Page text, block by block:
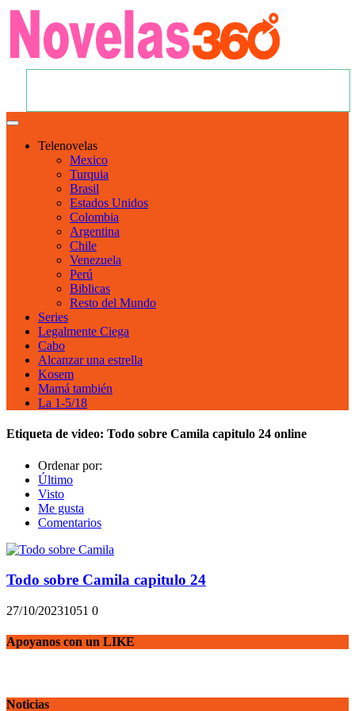
Telenovelas
Mexico
Turquia
Brasil
Estados Unidos
Colombia
Argentina
Chile
Venezuela
Perú
Biblicas
Resto del Mundo
Series
Legalmente Ciega
Cabo
Alcanzar una estrella
Kosem
Mamá también
La 1-5/18
Etiqueta de video: Todo sobre Camila capitulo 24 online
Ordenar por:
Último
Visto
Me gusta
Comentarios
Todo sobre Camila capitulo 24
27/10/20231051 0
Apoyanos con un LIKE
Noticias